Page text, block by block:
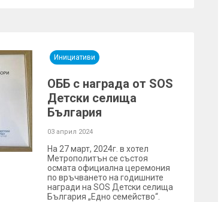
Инициативи
ОББ с награда от SOS
Детски селища
България
03 април 2024
На 27 март, 2024г. в хотел
Метрополитън се състоя
осмата официална церемония
по връчването на годишните
награди на SOS Детски селища
България „Едно семейство“.